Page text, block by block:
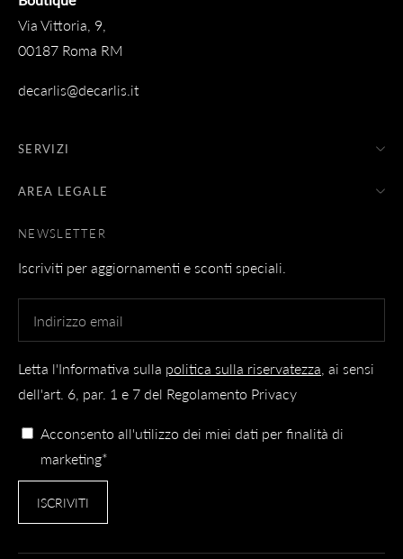
Via Vittoria, 9,
00187 Roma RM
decarlis@decarlis.it
SERVIZI
AREA LEGALE
NEWSLETTER
Iscriviti per aggiornamenti e sconti speciali.
Letta l'Informativa sulla politica sulla riservatezza , ai sensi
dell'art. 6, par. 1 e 7 del Regolamento Privacy
Acconsento all'utilizzo dei miei dati per finalità di
marketing*
ISCRIVITI